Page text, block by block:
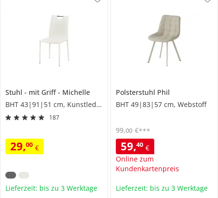
Stuhl mit Griff
Michelle
BHT 43|91|51 cm, Kunstleder
187
29,00 €
Lieferzeit: bis zu 3 Werktage
Polsterstuhl Phil
BHT 49|83|57 cm, Webstoff
59,40 €
Online zum
Kundenkartenpreis
99,00 €***
Lieferzeit: bis zu 3 Werktage